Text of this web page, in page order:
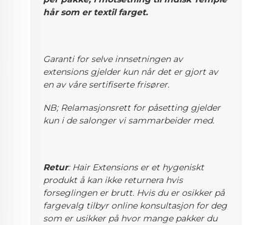
hår som er textil farget.
Garanti for selve innsetningen av
extensions gjelder kun når det er gjort av
en av våre sertifiserte frisører.
NB; Relamasjonsrett for påsetting gjelder
kun i de salonger vi sammarbeider med.
Retur: Hair Extensions er et hygeniskt
produkt å kan ikke returnera hvis
forseglingen er brutt. Hvis du er osikker på
fargevalg tilbyr online konsultasjon for deg
som er usikker på hvor mange pakker du